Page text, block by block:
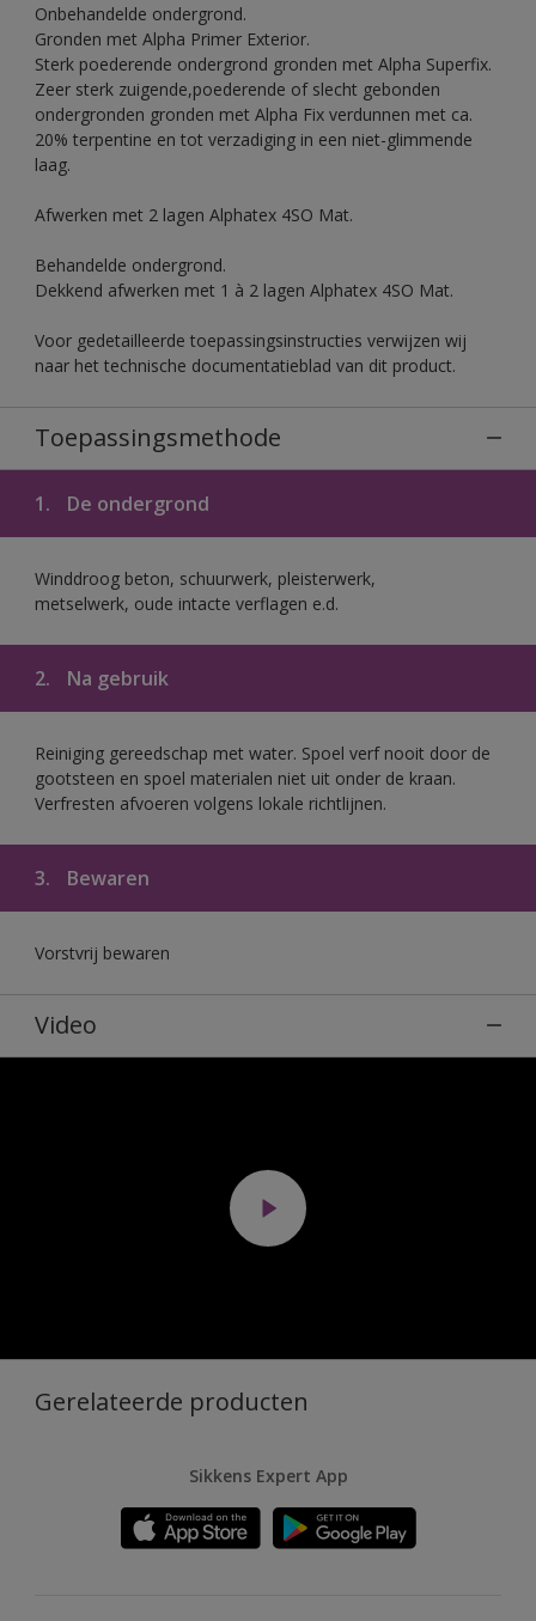
Onbehandelde ondergrond.
Gronden met Alpha Primer Exterior.
Sterk poederende ondergrond gronden met Alpha Superfix.
Zeer sterk zuigende,poederende of slecht gebonden
ondergronden gronden met Alpha Fix verdunnen met ca.
20% terpentine en tot verzadiging in een niet-glimmende
laag.
Afwerken met 2 lagen Alphatex 4SO Mat.
Behandelde ondergrond.
Dekkend afwerken met 1 à 2 lagen Alphatex 4SO Mat.
Voor gedetailleerde toepassingsinstructies verwijzen wij
naar het technische documentatieblad van dit product.
Toepassingsmethode
1. De ondergrond
Winddroog beton, schuurwerk, pleisterwerk,
metselwerk, oude intacte verflagen e.d.
2. Na gebruik
Reiniging gereedschap met water. Spoel verf nooit door de
gootsteen en spoel materialen niet uit onder de kraan.
Verfresten afvoeren volgens lokale richtlijnen.
3. Bewaren
Vorstvrij bewaren
Video
Gerelateerde producten
Sikkens Expert App